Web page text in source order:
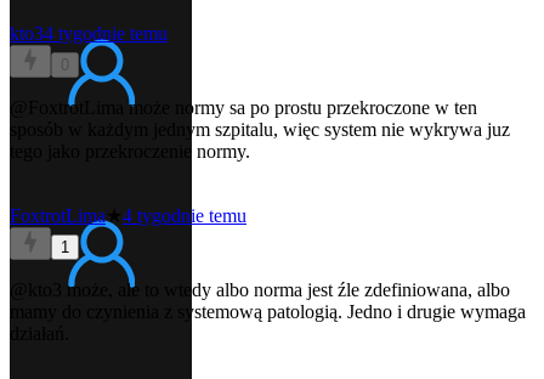
kto34 tygodnie temu
0
@FoxtrotLima
może normy sa po prostu przekroczone w ten
sposób w każdym jednym szpitalu, więc system nie wykrywa juz
tego jako przekroczenie normy.
FoxtrotLima★ 4 tygodnie temu
1
może, ale to wtedy albo norma jest źle zdefiniowana, albo
mamy do czynienia z systemową patologią. Jedno i drugie wymaga